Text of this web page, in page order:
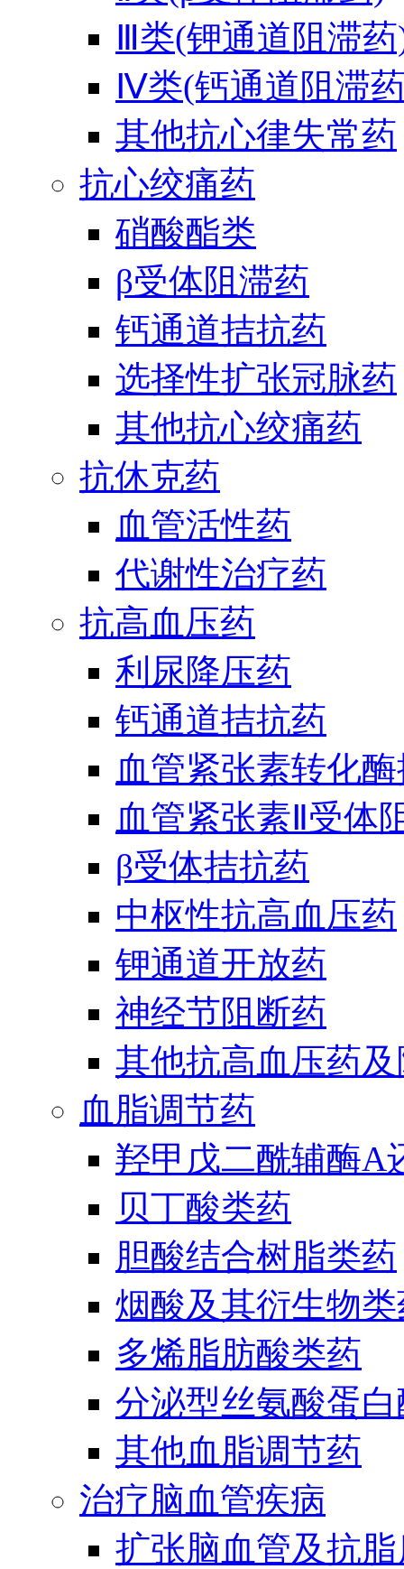
Ⅲ类(钾通道阻滞
Ⅳ类(钙通道阻滞
其他抗心律失常药
抗心绞痛药
硝酸酯类
β受体阻滞药
钙通道拮抗药
选择性扩张冠脉药
其他抗心绞痛药
抗休克药
血管活性药
代谢性治疗药
抗高血压药
利尿降压药
钙通道拮抗药
血管紧张素转化
血管紧张素Ⅱ受体
β受体拮抗药
中枢性抗高血压药
钾通道开放药
神经节阻断药
其他抗高血压药
血脂调节药
羟甲戊二酰辅酶A
贝丁酸类药
胆酸结合树脂类药
烟酸及其衍生物
多烯脂肪酸类药
分泌型丝氨酸蛋
其他血脂调节药
治疗脑血管疾病
扩张脑血管及抗